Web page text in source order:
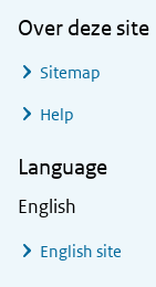
Over deze site
Sitemap
Help
Language
English
English site